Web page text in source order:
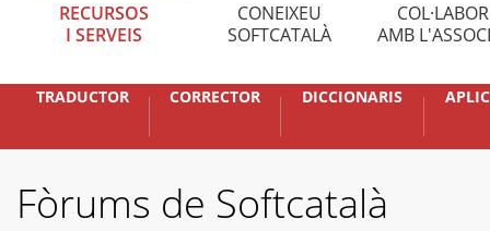
RECURSOS
I SERVEIS
CONEIXEU
SOFTCATALÀ
AMB
TRADUCTOR CORRECTOR DICCIONARIS
Fòrums de Softcatalà